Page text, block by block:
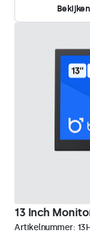
Bekijken
13 Inch
Artikelnummer: